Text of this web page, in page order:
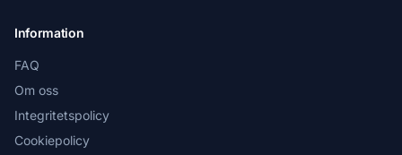
Information
FAQ
Om oss
Integritetspolicy
Cookiepolicy